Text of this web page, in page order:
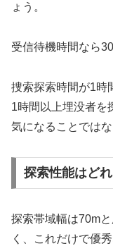
ょう。
受信待機時間なら
捜索探索時間が1時
1時間以上埋没者を
気になることではな
探索性能はど
探索帯域幅は70m
く、これだけで優